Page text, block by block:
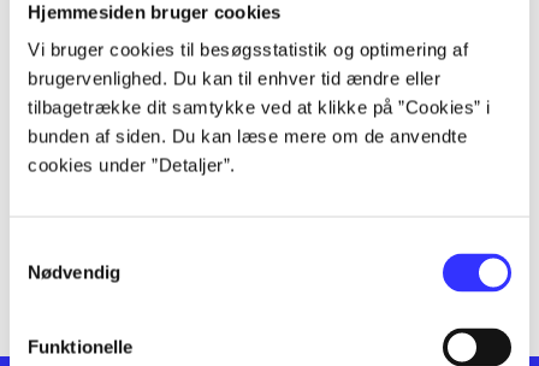
Hjemmesiden bruger cookies
Vi bruger cookies til besøgsstatistik og optimering af
brugervenlighed. Du kan til enhver tid ændre eller
tilbagetrække dit samtykke ved at klikke på ”Cookies” i
bunden af siden. Du kan læse mere om de anvendte
cookies under ”Detaljer”.
Nødvendig
Funktionelle
lorem ipsum dolor sit amet ...
lorem ipsum dolor sit amet ...
lorem ipsum dolor sit amet ...
lorem ipsum dolor sit amet ...
lorem ipsum dolor sit amet ...
lorem ipsum dolor sit amet ...
lorem ipsum dolor sit amet ...